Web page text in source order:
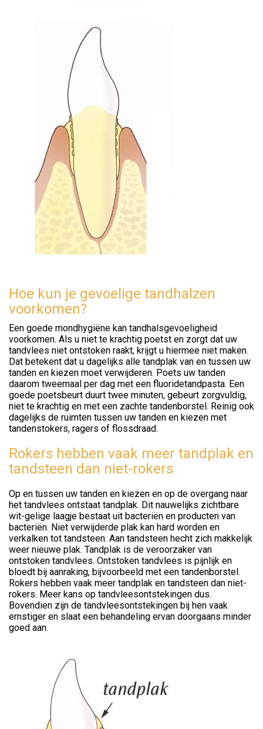
Hoe kun je gevoelige tandhalzen
voorkomen?
Een goede mondhygiëne kan tandhalsgevoeligheid
voorkomen. Als u niet te krachtig poetst en zorgt dat uw
tandvlees niet ontstoken raakt, krijgt u hiermee niet maken.
Dat betekent dat u dagelijks alle tandplak van en tussen uw
tanden en kiezen moet verwijderen. Poets uw tanden
daarom tweemaal per dag met een fluoridetandpasta. Een
goede poetsbeurt duurt twee minuten, gebeurt zorgvuldig,
niet te krachtig en met een zachte tandenborstel. Reinig ook
dagelijks de ruimten tussen uw tanden en kiezen met
tandenstokers, ragers of flossdraad.
Rokers hebben vaak meer tandplak en
tandsteen dan niet-rokers
Op en tussen uw tanden en kiezen en op de overgang naar
het tandvlees ontstaat tandplak. Dit nauwelijks zichtbare
wit-gelige laagje bestaat uit bacteriën en producten van
bacteriën. Niet verwijderde plak kan hard worden en
verkalken tot tandsteen. Aan tandsteen hecht zich makkelijk
weer nieuwe plak. Tandplak is de veroorzaker van
ontstoken tandvlees. Ontstoken tandvlees is pijnlijk en
bloedt bij aanraking, bijvoorbeeld met een tandenborstel.
Rokers hebben vaak meer tandplak en tandsteen dan niet-
rokers. Meer kans op tandvleesontstekingen dus.
Bovendien zijn de tandvleesontstekingen bij hen vaak
ernstiger en slaat een behandeling ervan doorgaans minder
goed aan.